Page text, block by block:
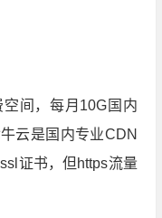
间，每月10G国内
云是国内专业CDN
证书，但https流量